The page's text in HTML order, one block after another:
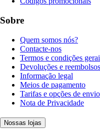
Sobre
Quem somos nós?
Contacte-nos
Termos e condições
Devoluções e reembolsos
Informação legal
Meios de pagamento
Tarifas e opções de envio
Nota de Privacidade
Nossas lojas